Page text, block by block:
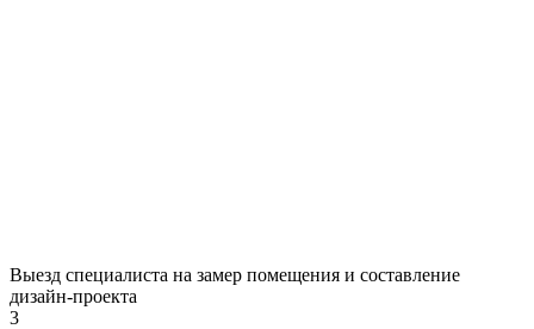
Выезд специалиста на замер помещения и составление
дизайн-проекта
3